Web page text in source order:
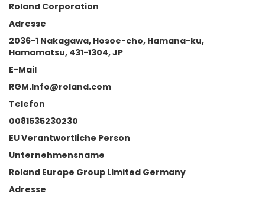
Roland Corporation
Adresse
2036-1 Nakagawa, Hosoe-cho, Hamana-ku,
Hamamatsu, 431-1304, JP
E-Mail
RGM.Info@roland.com
Telefon
0081535230230
EU Verantwortliche Person
Unternehmensname
Roland Europe Group Limited Germany
Adresse